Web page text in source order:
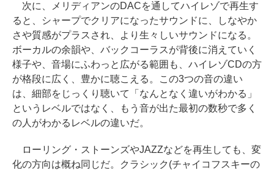
次に、メリディアンのDACを通してハイレゾで再生す
ると、シャープでクリアになったサウンドに、しなやか
さや質感がプラスされ、より生々しいサウンドになる。
ボーカルの余韻や、バックコーラスが背後に消えていく
様子や、音場にふわっと広がる範囲も、ハイレゾCDの方
が格段に広く、豊かに聴こえる。この3つの音の違い
は、細部をじっくり聴いて「なんとなく違いがわかる」
というレベルではなく、もう音が出た最初の数秒で多く
の人がわかるレベルの違いだ。
ローリング・ストーンズやJAZZなどを再生しても、変
化の方向は概ね同じだ。クラシック(チャイコフスキーの